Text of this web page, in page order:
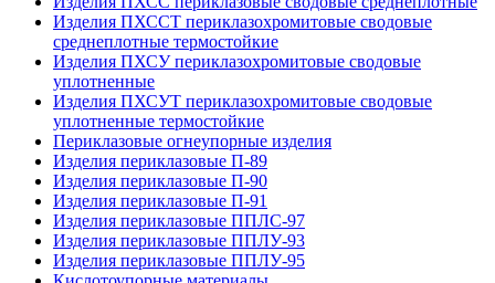
Изделия ПХССТ периклазохромитовые сводовые
среднеплотные термостойкие
Изделия ПХСУ периклазохромитовые сводовые
уплотненные
Изделия ПХСУТ периклазохромитовые сводовые
уплотненные термостойкие
Периклазовые огнеупорные изделия
Изделия периклазовые П-89
Изделия периклазовые П-90
Изделия периклазовые П-91
Изделия периклазовые ППЛС-97
Изделия периклазовые ППЛУ-93
Изделия периклазовые ППЛУ-95